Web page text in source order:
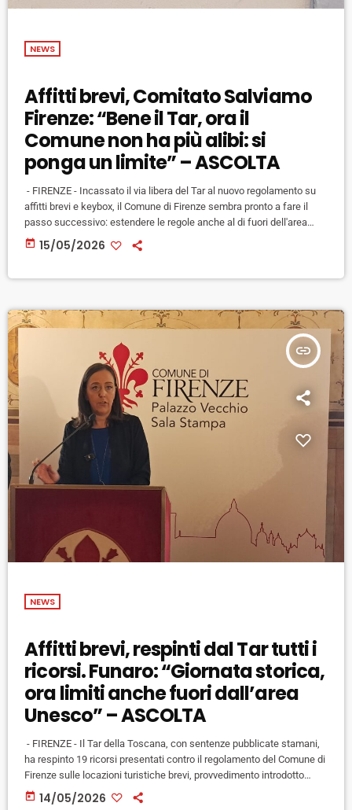
NEWS
Affitti brevi, Comitato Salviamo
Firenze: “Bene il Tar, ora il
Comune non ha più alibi: si
ponga un limite” – ASCOLTA
- FIRENZE - Incassato il via libera del Tar al nuovo regolamento su
affitti brevi e keybox, il Comune di Firenze sembra pronto a fare il
passo successivo: estendere le regole anche al di fuori dell'area
Unesco. La sindaca Sara Funaro ieri l'aha detto chiaramente: "La
delibera è pronta, aspettavamo solo l'esito di queste sentenze".
today 15/05/2026
insert_link
NEWS
Affitti brevi, respinti dal Tar tutti i
ricorsi. Funaro: “Giornata storica,
ora limiti anche fuori dall’area
Unesco” – ASCOLTA
- FIRENZE - Il Tar della Toscana, con sentenze pubblicate stamani,
ha respinto 19 ricorsi presentati contro il regolamento del Comune di
Firenze sulle locazioni turistiche brevi, provvedimento introdotto
dall'amministrazione comunale con l'obiettivo dichiarato di limitare
l'overtourism nel centro storico. I ricorsi erano stati presentati da
today 14/05/2026